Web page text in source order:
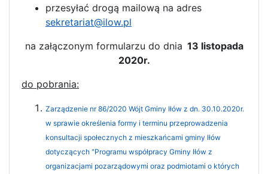
przesyłać drogą mailową na adres
sekretariat@ilow.pl
na załączonym formularzu do dnia 13 listopada
2020r.
do pobrania:
Zarządzenie nr 86/2020 Wójt Gminy Iłów z dn. 30.10.2020r.
w sprawie określenia formy i terminu przeprowadzenia
konsultacji społecznych z mieszkańcami gminy Iłów
dotyczących "Programu współpracy Gminy Iłów z
organizacjami pozarządowymi oraz podmiotami o których